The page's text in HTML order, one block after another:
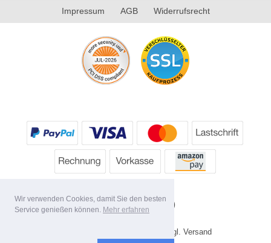
Wir verwenden Cookies, damit Sie den besten
Service genießen können. Mehr erfahren
Impressum AGB Widerrufsrecht
* Alle Preise inkl. MwSt. evtl. zzgl. Versand